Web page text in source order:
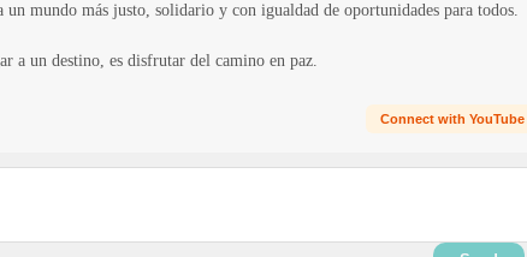
mundo más justo, solidario y con igualdad de oportunidades para todos.
a un destino, es disfrutar del camino en paz.
Connect with YouTube